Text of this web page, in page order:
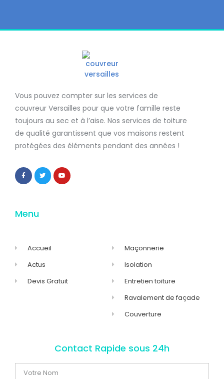
Vous pouvez compter sur les services de
couvreur Versailles pour que votre famille reste
toujours au sec et à l’aise. Nos services de toiture
de qualité garantissent que vos maisons restent
protégées des éléments pendant des années !
Menu
Accueil
Actus
Devis Gratuit
Maçonnerie
Isolation
Entretien toiture
Ravalement de façade
Couverture
Contact Rapide sous 24h